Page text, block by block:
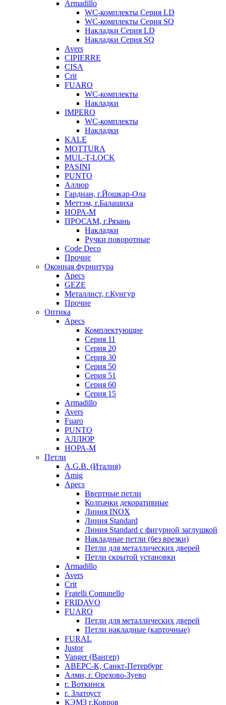
Armadillo
WC-комплекты Серия LD
WC-комплекты Серия SQ
Накладки Серия LD
Накладки Серия SQ
Avers
CIPIERRE
CISA
Crit
FUARO
WC-комплекты
Накладки
IMPERO
WC-комплекты
Накладки
KALE
MOTTURA
MUL-T-LOCK
PASINI
PUNTO
Аллюр
Гардиан, г.Йошкар-Ола
Меттэм, г.Балашиха
НОРА-М
ПРОСАМ, г.Рязань
Накладки
Ручки поворотные
Code Deco
Прочие
Оконная фурнитура
Apecs
GEZE
Металлист, г.Кунгур
Прочие
Оптика
Apecs
Комплектующие
Серия 11
Серия 20
Серия 30
Серия 50
Серия 51
Серия 60
Серия 15
Armadillo
Avers
Fuaro
PUNTO
АЛЛЮР
НОРА-М
Петли
A.G.B. (Италия)
Amig
Apecs
Ввертные петли
Колпачки декоративные
Линия INOX
Линия Standard
Линия Standard с фигурной заглушкой
Накладные петли (без врезки)
Петли для металлических дверей
Петли скрытой установки
Armadillo
Avers
Crit
Fratelli Comunello
FRIDAVO
FUARO
Петли для металлических дверей
Петли накладные (карточные)
FURAL
Justor
Vanger (Вангер)
АВЕРС-К, Санкт-Петербург
Алми, г. Орехово-Зуево
г. Воткинск
г. Златоуст
КЭМЗ г.Ковров